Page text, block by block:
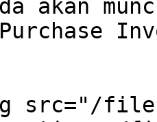
akan
src="/files/